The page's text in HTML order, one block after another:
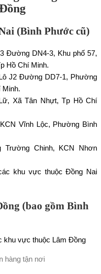
(Bình Phước cũ)
Đường DN4-3, Khu phố 57,
Hồ Chí Minh.
J2 Đường DD7-1, Phường
Minh.
Xã Tân Nhựt, Tp Hồ Chí
Vĩnh Lộc, Phường Bình
Chinh, KCN Nhơn
khu vực thuộc Đồng Nai
(bao gồm Bình
khu vực thuộc Lâm Đồng